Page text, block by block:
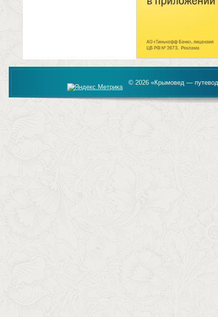
© 2026 «Крымовед —